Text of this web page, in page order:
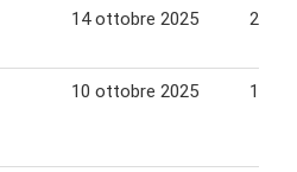
14 ottobre 2025 23
10 ottobre 2025 19